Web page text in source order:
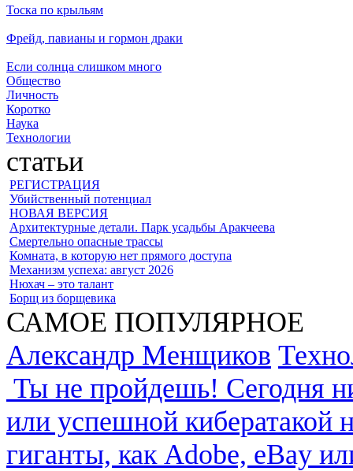
Тоска по крыльям
Фрейд, павианы и гормон драки
Если солнца слишком много
Общество
Личность
Коротко
Наука
Технологии
статьи
РЕГИСТРАЦИЯ
Убийственный потенциал
НОВАЯ ВЕРСИЯ
Архитектурные детали. Парк усадьбы Аракчеева
Смертельно опасные трассы
Комната, в которую нет прямого доступа
Механизм успеха: август 2026
Нюхач – это талант
Борщ из борщевика
САМОЕ ПОПУЛЯРНОЕ
Александр Менщиков
Ты не пройдешь! Сегодня
или успешной кибератакой
гиганты, как Adobe, eBay